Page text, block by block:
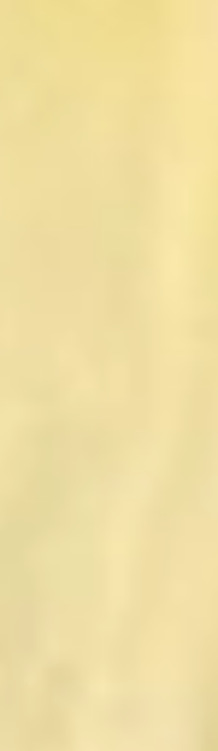
wieder als Symbol
Ihre
oder
verbreitet
stolz auf sein
schwächer wurde
und musste sich
Narzissen kaufen.
In der arabischen
für Glück,
Anerkennung aus